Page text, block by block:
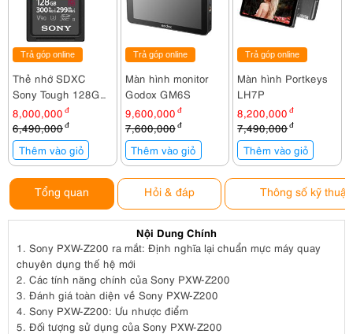
Trả góp online
Thẻ nhớ SDXC
Sony Tough 128GB
300Mb/299Mb/s
(SF-G128T/T1)
8,000,000 đ
6,490,000đ
Thêm vào giỏ
Trả góp online
Màn hình monitor
Godox GM6S
9,600,000 đ
7,600,000 đ
Thêm vào giỏ
Trả góp online
Màn hình Portkeys
LH7P
8,200,000 đ
7,490,000đ
Thêm vào giỏ
Tổng quan Hỏi & đáp Thông số kỹ thuật
Nội Dung Chính
1. Sony PXW-Z200 ra mắt: Định nghĩa lại chuẩn mực máy quay
chuyên dụng thế hệ mới
2. Các tính năng chính của Sony PXW-Z200
3. Đánh giá toàn diện về Sony PXW-Z200
4. Sony PXW-Z200: Ưu nhược điểm
5. Đối tượng sử dụng của Sony PXW-Z200